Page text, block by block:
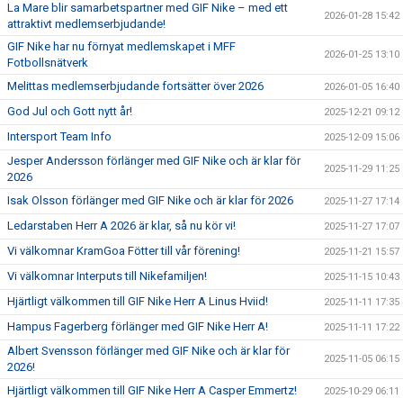
La Mare blir samarbetspartner med GIF Nike – med ett
attraktivt medlemserbjudande!
2026-01-28 15:42
GIF Nike har nu förnyat medlemskapet i MFF
Fotbollsnätverk
2026-01-25 13:10
Melittas medlemserbjudande fortsätter över 2026 2026-01-05 16:40
God Jul och Gott nytt år! 2025-12-21 09:12
Intersport Team Info 2025-12-09 15:06
Jesper Andersson förlänger med GIF Nike och är klar för
2026
2025-11-29 11:25
Isak Olsson förlänger med GIF Nike och är klar för 2026 2025-11-27 17:14
Ledarstaben Herr A 2026 är klar, så nu kör vi! 2025-11-27 17:07
Vi välkomnar KramGoa Fötter till vår förening! 2025-11-21 15:57
Vi välkomnar Interputs till Nikefamiljen! 2025-11-15 10:43
Hjärtligt välkommen till GIF Nike Herr A Linus Hviid! 2025-11-11 17:35
Hampus Fagerberg förlänger med GIF Nike Herr A! 2025-11-11 17:22
Albert Svensson förlänger med GIF Nike och är klar för
2026!
2025-11-05 06:15
Hjärtligt välkommen till GIF Nike Herr A Casper Emmertz! 2025-10-29 06:11